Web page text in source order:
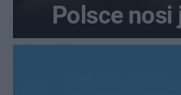
Polsce nosi